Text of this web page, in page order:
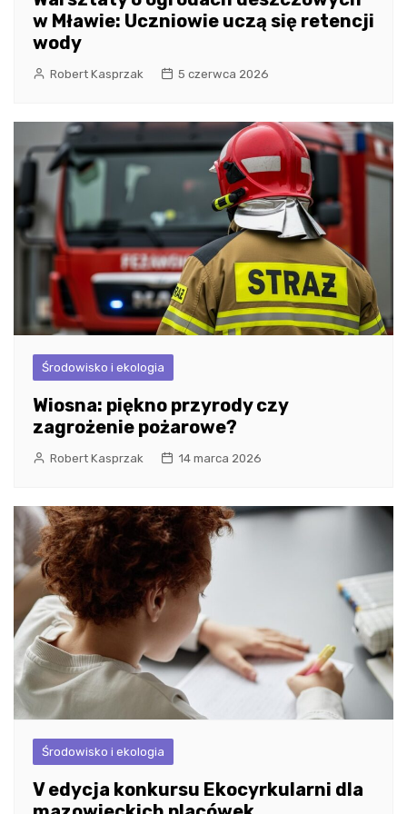
w Mławie: Uczniowie uczą się retencji
wody
Robert Kasprzak 5 czerwca 2026
Środowisko i ekologia
Wiosna: piękno przyrody czy
zagrożenie pożarowe?
Robert Kasprzak 14 marca 2026
Środowisko i ekologia
V edycja konkursu Ekocyrkularni dla